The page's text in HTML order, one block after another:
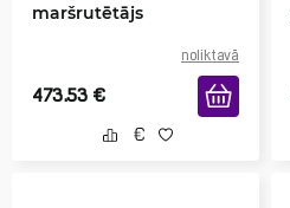
maršrutētājs
noliktavā
473.53 €